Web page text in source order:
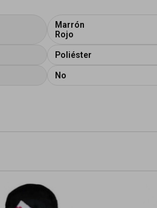
Marrón
Rojo
Poliéster
No